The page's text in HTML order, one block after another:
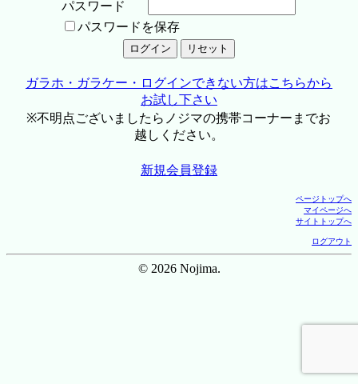
パスワード
パスワードを保存
ガラホ・ガラケー・ログインできない方はこちらから
お試し下さい
※不明点ございましたらノジマの携帯コーナーまでお
越しください。
新規会員登録
ページトップへ
マイページへ
サイトトップへ
ログアウト
© 2026 Nojima.